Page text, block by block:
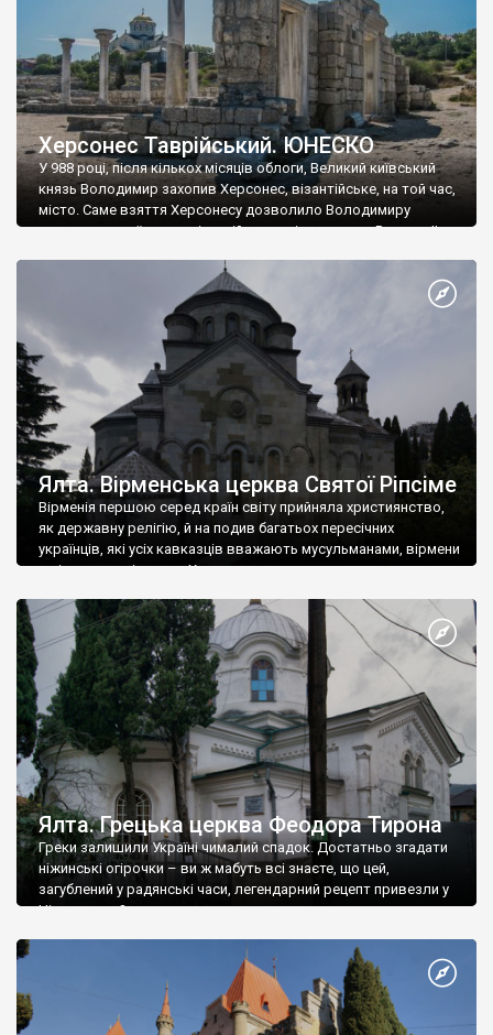
Херсонес Таврійський. ЮНЕСКО
У 988 році, після кількох місяців облоги, Великий київський
князь Володимир захопив Херсонес, візантійське, на той час,
місто. Саме взяття Херсонесу дозволило Володимиру
диктувати свої умови візантійському імператору Василю ІІ, та
Херсонесі Володимир-язичник, став Василем-християнином.
А потім було Хрещення Русі. На честь Херсонесу Таврійського
Ялта. Вірменська церква Святої Ріпсіме
Вірменія першою серед країн світу прийняла християнство,
як державну релігію, й на подив багатьох пересічних
українців, які усіх кавказців вважають мусульманами, вірмени
є відданими вірянами Христа
Ялта. Грецька церква Феодора Тирона
Греки залишили Україні чималий спадок. Достатньо згадати
ніжинські огірочки – ви ж мабуть всі знаєте, що цей,
загублений у радянські часи, легендарний рецепт привезли у
Ніжин греки?